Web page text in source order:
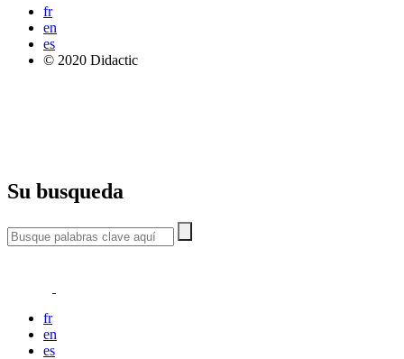
fr
en
es
© 2020 Didactic
Su busqueda
fr
en
es